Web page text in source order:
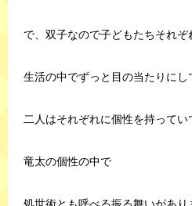
で、双子なので子どもたちそれぞ
生活の中でずっと目の当たりにし
二人はそれぞれに個性を持ってい
竜太の個性の中で